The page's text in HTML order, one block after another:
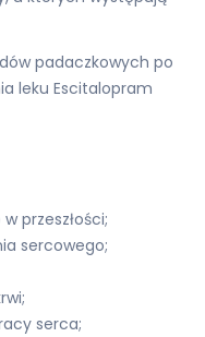
padaczkowych po
leku Escitalopram
przeszłości;
sercowego;
serca;